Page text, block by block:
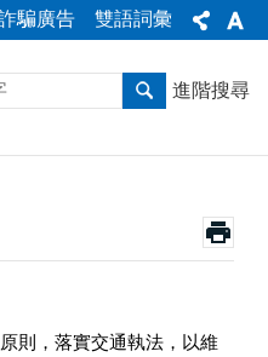
騙廣告 雙語詞彙
進階搜尋
則，落實交通執法，以維